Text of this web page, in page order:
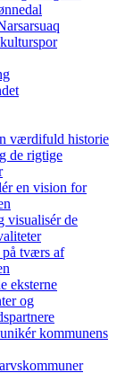
værdifuld historie
de rigtige
en vision for
visualisér de
tværs af
eksterne
og
kommunens